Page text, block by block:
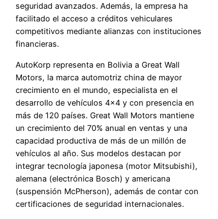
seguridad avanzados. Además, la empresa ha
facilitado el acceso a créditos vehiculares
competitivos mediante alianzas con instituciones
financieras.
AutoKorp representa en Bolivia a Great Wall
Motors, la marca automotriz china de mayor
crecimiento en el mundo, especialista en el
desarrollo de vehículos 4×4 y con presencia en
más de 120 países. Great Wall Motors mantiene
un crecimiento del 70% anual en ventas y una
capacidad productiva de más de un millón de
vehículos al año. Sus modelos destacan por
integrar tecnología japonesa (motor Mitsubishi),
alemana (electrónica Bosch) y americana
(suspensión McPherson), además de contar con
certificaciones de seguridad internacionales.